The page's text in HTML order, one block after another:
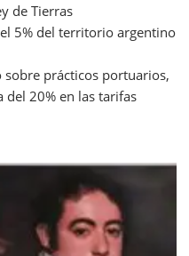
de Tierras
5% del territorio argentino
sobre prácticos portuarios,
del 20% en las tarifas